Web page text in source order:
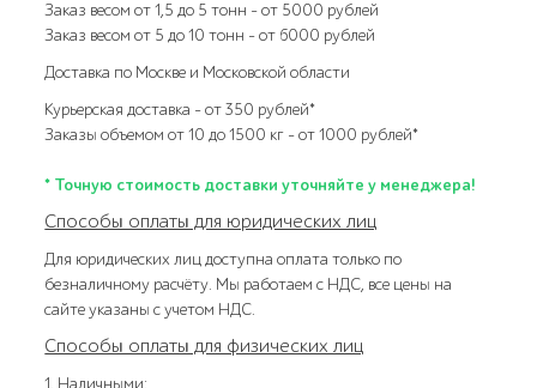
Заказ весом от 1,5 до 5 тонн – от 5000 рублей
Заказ весом от 5 до 10 тонн – от 6000 рублей
Доставка по Москве и Московской области
Курьерская доставка – от 350 рублей*
Заказы объемом от 10 до 1500 кг – от 1000 рублей*
* Точную стоимость доставки уточняйте у менеджера!
Способы оплаты для юридических лиц
Для юридических лиц доступна оплата только по
безналичному расчёту. Мы работаем с НДС, все цены на
сайте указаны с учетом НДС.
Способы оплаты для физических лиц
1. Наличными: